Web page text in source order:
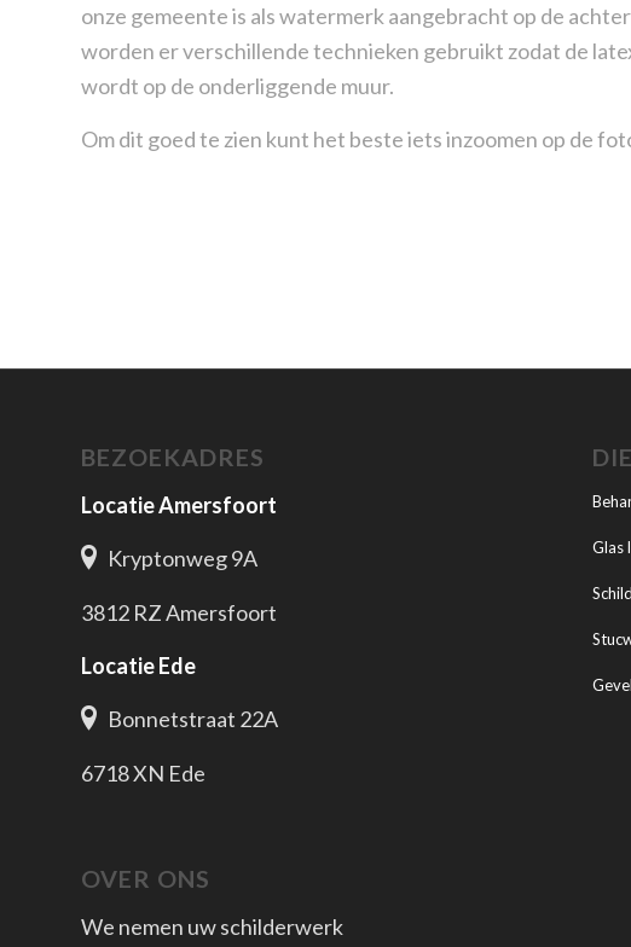
onze gemeente is als watermerk aangebracht op de
worden er verschillende technieken gebruikt zodat de
wordt op de onderliggende muur.
Om dit goed te zien kunt het beste iets inzoomen op de
BEZOEKADRES
Locatie Amersfoort
Kryptonweg 9A
3812 RZ Amersfoort
Locatie Ede
Bonnetstraat 22A
6718 XN Ede
OVER ONS
We nemen uw schilderwerk
Glas